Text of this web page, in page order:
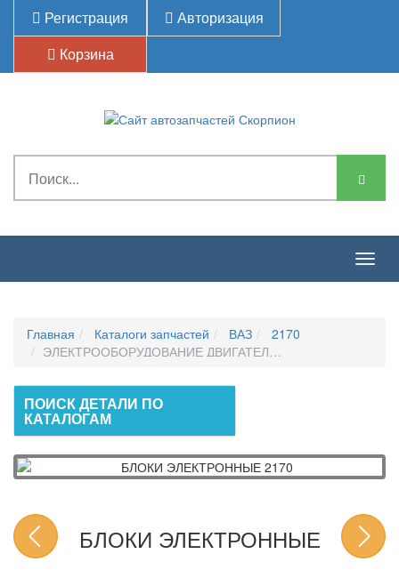
Регистрация
Авторизация
Корзина
Главная Каталоги запчастей ВАЗ
2170
ЭЛЕКТРООБОРУДОВАНИЕ ДВИГАТЕЛЯ-БЛОКИ
ПОИСК ДЕТАЛИ ПО
КАТАЛОГАМ
БЛОКИ ЭЛЕКТРОННЫЕ